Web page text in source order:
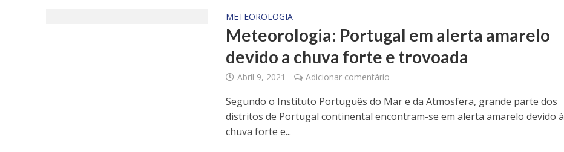
METEOROLOGIA
Meteorologia: Portugal em alerta amarelo
devido a chuva forte e trovoada
Abril 9, 2021 Adicionar comentário
Segundo o Instituto Português do Mar e da Atmosfera, grande parte dos
distritos de Portugal continental encontram-se em alerta amarelo devido à
chuva forte e...